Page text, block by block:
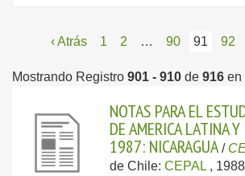
‹ Atrás 1 2 … 90 91 92
Mostrando Registro 901 - 910 de 916 en
NOTAS PARA EL
DE AMERICA LATINA Y
1987: NICARAGUA /
de Chile: CEPAL , 1988